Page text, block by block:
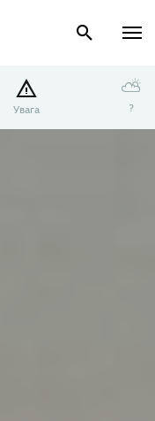
Увага
⛅
?